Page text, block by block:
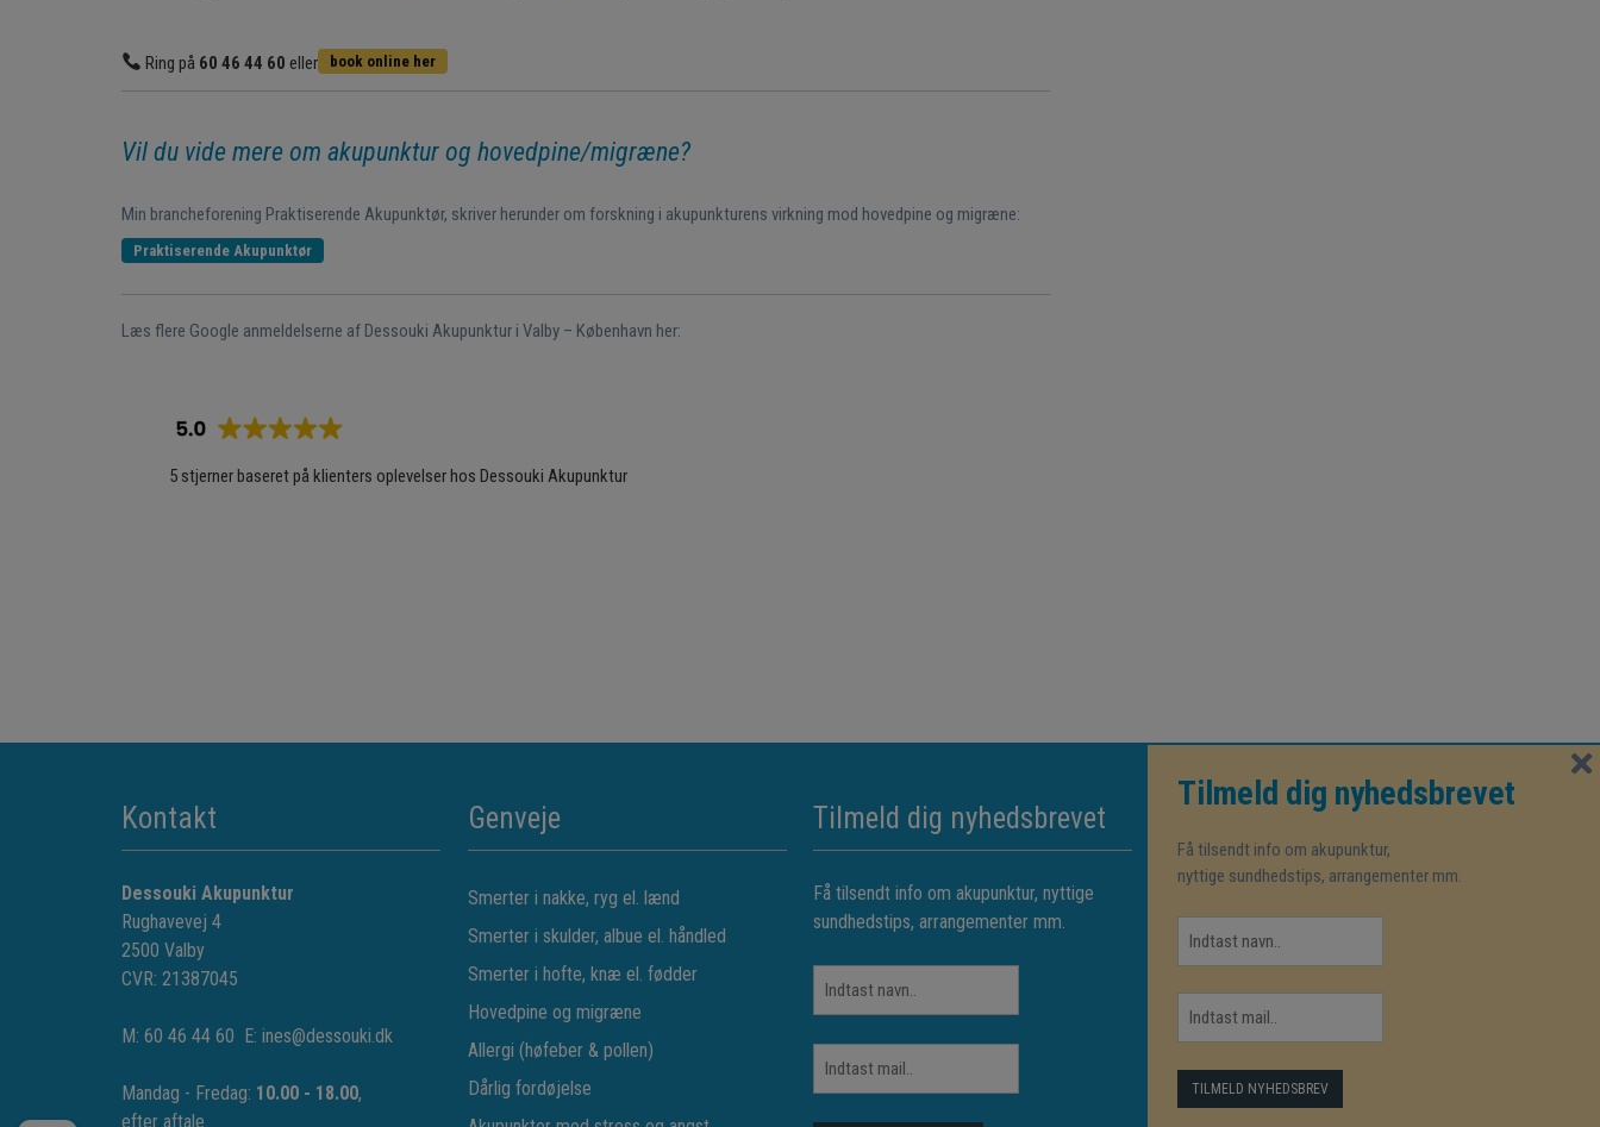
Ring på 60 46 44 60 eller book online her
Vil du vide mere om akupunktur og hovedpine/migræne?
Min brancheforening Praktiserende Akupunktør, skriver herunder om forskning i akupunkturens virkning mod hovedpine og migræne:
Praktiserende Akupunktør
Læs flere Google anmeldelserne af Dessouki Akupunktur i Valby – København her:
5 stjerner baseret på klienters oplevelser hos Dessouki Akupunktur
Kontakt
Dessouki Akupunktur
Rughavevej 4
2500 Valby
CVR: 21387045
M: 60 46 44 60 E: ines@dessouki.dk
Mandag - Fredag: 10.00 - 18.00,
efter aftale.
Genveje
Smerter i nakke, ryg el. lænd
Smerter i skulder, albue el. håndled
Smerter i hofte, knæ el. fødder
Hovedpine og migræne
Allergi (høfeber & pollen)
Dårlig fordøjelse
Tilmeld dig nyhedsbrevet
Få tilsendt info om akupunktur, nyttige
sundhedstips, arrangementer mm.
Kvalitetssikring
Følg os på
Tilmeld dig nyhedsbrevet
Få tilsendt info om akupunktur,
nyttige sundhedstips, arrangementer mm.